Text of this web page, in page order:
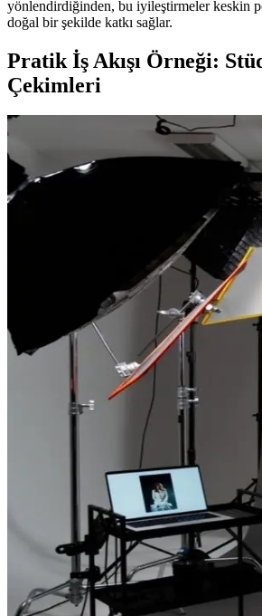
yönlendirdiğinden, bu iyileştirmeler keskin
doğal bir şekilde katkı sağlar.
Pratik İş Akışı Örneği:
Çekimleri